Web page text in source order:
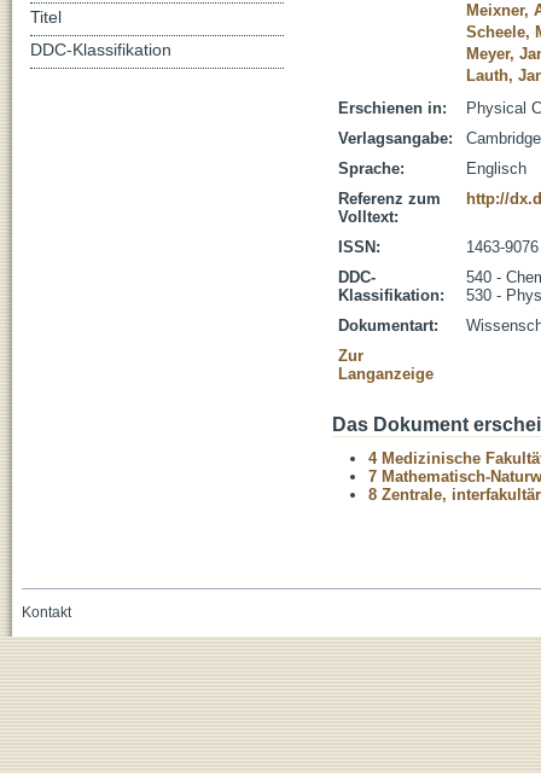
Meixner,
Scheele,
Meyer,
Lauth,
Erschienen in:
Physical
Verlagsangabe:
Sprache:
Englisch
Referenz zum
Volltext:
http://
ISSN:
1463-9076
DDC-
Klassifikation:
540 -
530 -
Dokumentart:
Zur
Langanzeige
Das Dokument
4 Medizinische
7 Mathematisch-
8 Zentrale,
Titel
DDC-Klassifikation
Kontakt